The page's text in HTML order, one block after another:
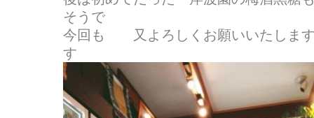
そうで
今回も 又よろしくお願いいたしま
す